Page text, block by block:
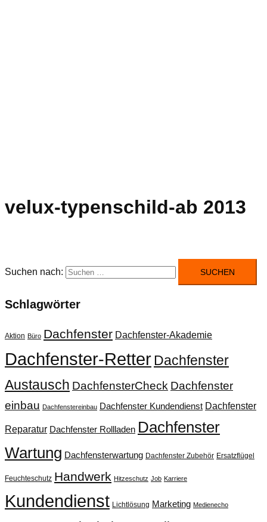
velux-typenschild-ab 2013
Suchen nach:
Schlagwörter
Aktion Büro Dachfenster Dachfenster-Akademie
Dachfenster-RetterDachfenster
Austausch DachfensterCheck Dachfenster
einbau Dachfenstereinbau Dachfenster Kundendienst Dachfenster
Reparatur Dachfenster Rollladen Dachfenster
Wartung Dachfensterwartung Dachfenster Zubehör Ersatzflügel
Feuchteschutz Handwerk Hitzeschutz Job Karriere
Kundendienst Lichtlösung Marketing Medienecho